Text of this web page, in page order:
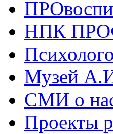
НПК
Музей
СМИ о
Проекты